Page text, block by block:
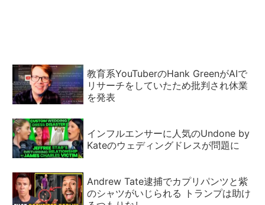
教育系YouTuberのHank GreenがAIで
リサーチをしていたため批判され休業
を発表
インフルエンサーに人気のUndone by
Kateのウェディングドレスが問題に
Andrew Tate逮捕でカプリパンツと紫
のシャツがいじられる トランプは助け